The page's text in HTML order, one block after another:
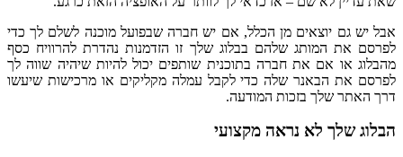
אבל יש גם יוצאים מן הכלל, אם יש חברה שבפועל מוכנה לשלם לך כדי
לפרסם את המותג שלהם בבלוג שלך זו הזדמנות נהדרת להרוויח כסף
מהבלוג או אם את חברה בתוכנית שותפים יכול להיות שיהיה שווה לך
לפרסם את הבאנר שלה כדי לקבל עמלה מקליקים או מרכישות שיעשו
דרך האתר שלך בזכות המודעה.
הבלוג שלך לא נראה מקצועי